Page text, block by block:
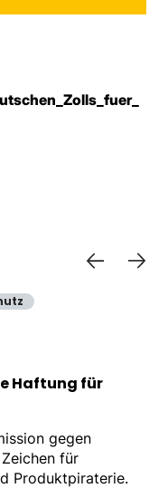
Haftung für
gegen
für
Produktpiraterie.